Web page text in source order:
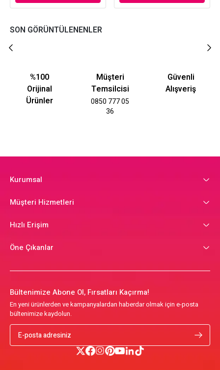
SON GÖRÜNTÜLENENLER
%100
Orijinal
Ürünler
Müşteri
Temsilcisi
0850 777 05
36
Güvenli
Alışveriş
Kurumsal
Müşteri Hizmetleri
Hızlı Erişim
Öne Çıkanlar
Bültenimize Abone Ol, Fırsatları Kaçırma!
En yeni ürünlerden ve kampanyalardan haberdar olmak için e-posta
bültenimize kaydolun.